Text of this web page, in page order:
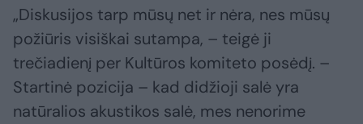
„Diskusijos tarp mūsų net ir nėra, nes mūsų
požiūris visiškai sutampa, – teigė ji
trečiadienį per Kultūros komiteto posėdį. –
Startinė pozicija – kad didžioji salė yra
natūralios akustikos salė, mes nenorime